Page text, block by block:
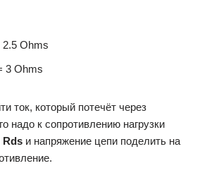
2.5 Ohms
3 Ohms
ток, который потечёт через
надо к сопротивлению нагрузки
Rds и напряжение цепи поделить на